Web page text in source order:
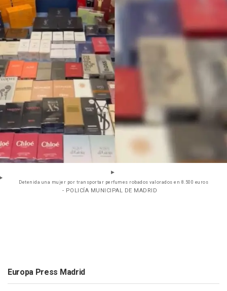
Detenida una mujer por transportar perfumes robados valorados en 8.500 euros
- POLICÍA MUNICIPAL DE MADRID
Europa Press Madrid